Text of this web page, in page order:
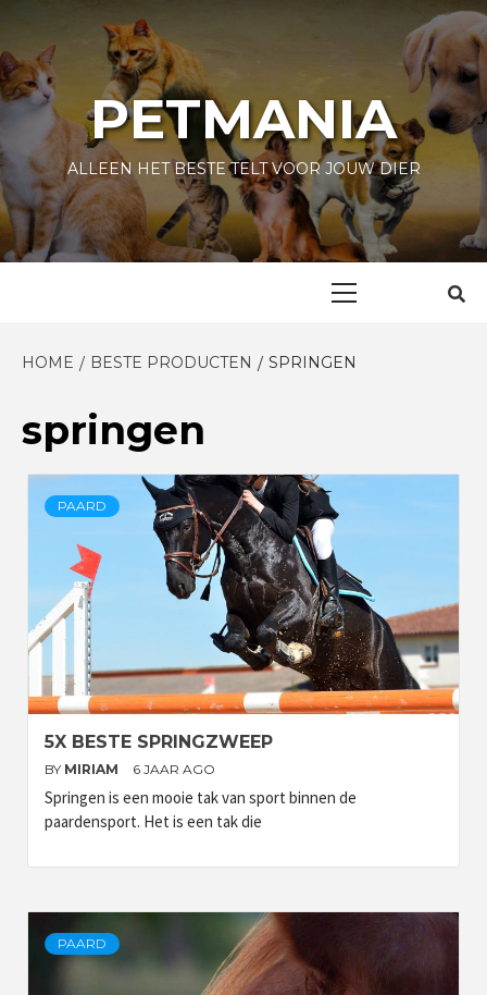
content
PETMANIA
ALLEEN HET BESTE TELT VOOR JOUW DIER
HOME BESTE PRODUCTEN SPRINGEN
springen
PAARD
5X BESTE SPRINGZWEEP
BY MIRIAM 6 JAAR AGO
Springen is een mooie tak van sport binnen de
paardensport. Het is een tak die
PAARD